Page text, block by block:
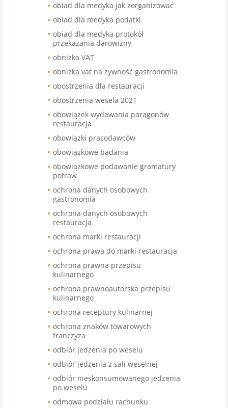
obiad dla medyka jak zorganizować
obiad dla medyka podatki
obiad dla medyka protokół
przekazania darowizny
obniżka VAT
obniżka vat na żywność gastronomia
obostrzenia dla restauracji
obostrzenia wesela 2021
obowiązek wydawania paragonów
restauracja
obowiązki pracodawców
obowiązkowe badania
obowiązkowe podawanie gramatury
potraw
ochrona danych osobowych
gastronomia
ochrona danych osobowych
restauracja
ochrona marki restauracji
ochrona prawa do marki restauracja
ochrona prawna przepisu
kulinarnego
ochrona prawnoautorska przepisu
kulinarnego
ochrona receptury kulinarnej
ochrona znaków towarowych
franczyza
odbiór jedzenia po weselu
odbiór jedzenia z sali weselnej
odbiór nieskonsumowanego jedzenia
po weselu
odmowa podziału rachunku